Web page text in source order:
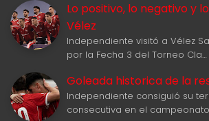
Lo positivo, lo negativo y
Vélez
Independiente visitó a Vélez
por la Fecha 3 del Torneo Cla…
Goleada historica de la
Independiente consiguió su
consecutiva en el